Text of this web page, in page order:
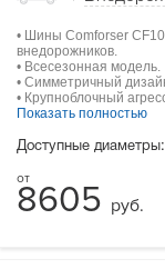
• Шины Comforser
внедорожников.
• Всесезонная модель.
• Симметричный
• Крупноблочный
Показать полностью
Доступные диаметры:
8605 руб.